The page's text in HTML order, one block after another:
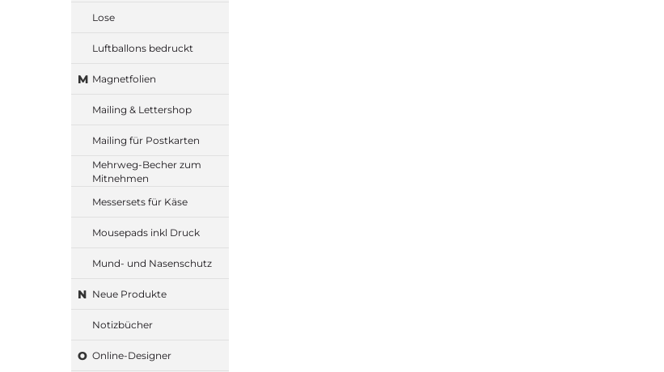
Lose
Luftballons bedruckt
M Magnetfolien
Mailing & Lettershop
Mailing für Postkarten
Mehrweg-Becher zum
Mitnehmen
Messersets für Käse
Mousepads inkl Druck
Mund- und Nasenschutz
N Neue Produkte
Notizbücher
O Online-Designer